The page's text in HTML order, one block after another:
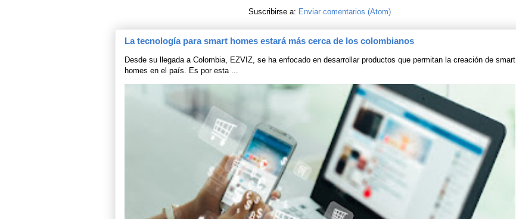
Suscribirse a: Enviar comentarios (Atom)
La tecnología para smart homes estará más cerca de los colombianos
Desde su llegada a Colombia, EZVIZ, se ha enfocado en desarrollar productos que permitan la creación de smart
homes en el país. Es por esta ...